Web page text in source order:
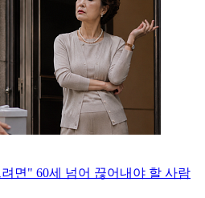
면" 60세 넘어 끊어내야 할 사람